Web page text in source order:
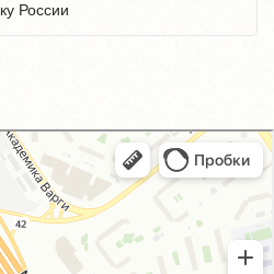
России
в Москве